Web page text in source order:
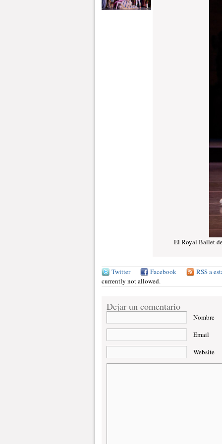
El Royal Ballet
Twitter Facebook RSS a
currently not allowed.
Dejar un comentario
Nombre
Email
Website